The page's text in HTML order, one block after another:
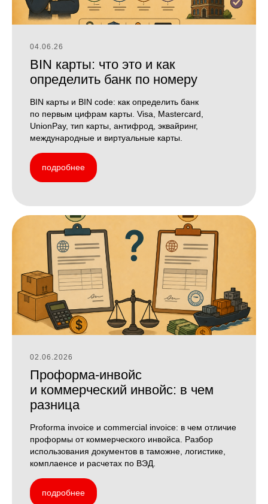
04.06.26
BIN карты: что это и как
определить банк по номеру
BIN карты и BIN code: как определить банк
по первым цифрам карты. Visa, Mastercard,
UnionPay, тип карты, антифрод, эквайринг,
международные и виртуальные карты.
подробнее
02.06.2026
Проформа-инвойс
и коммерческий инвойс: в чем
разница
Proforma invoice и commercial invoice: в чем отличие
проформы от коммерческого инвойса. Разбор
использования документов в таможне, логистике,
комплаенсе и расчетах по ВЭД.
подробнее